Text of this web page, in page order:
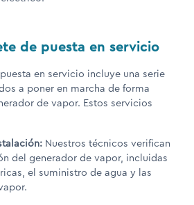
de puesta en servicio
en servicio incluye una serie
a poner en marcha de forma
de vapor. Estos servicios
Nuestros técnicos verifican
del generador de vapor, incluidas
el suministro de agua y las